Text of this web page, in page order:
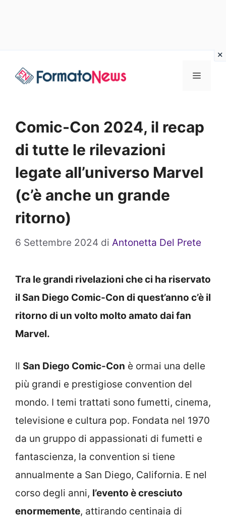
Menu
Comic-Con 2024, il recap
di tutte le rilevazioni
legate all’universo Marvel
(c’è anche un grande
ritorno)
6 Settembre 2024 di Antonetta Del Prete
Tra le grandi rivelazioni che ci ha riservato
il San Diego Comic-Con di quest’anno c’è il
ritorno di un volto molto amato dai fan
Marvel.
Il San Diego Comic-Con è ormai una delle
più grandi e prestigiose convention del
mondo. I temi trattati sono fumetti, cinema,
televisione e cultura pop. Fondata nel 1970
da un gruppo di appassionati di fumetti e
fantascienza, la convention si tiene
annualmente a San Diego, California. E nel
corso degli anni, l’evento è cresciuto
enormemente, attirando centinaia di